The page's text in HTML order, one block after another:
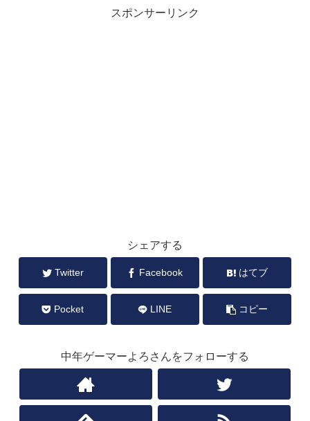
スポンサーリンク
シェアする
Twitter Facebook はてブ
Pocket LINE コピー
中年ゲーマーよろさんをフォローする